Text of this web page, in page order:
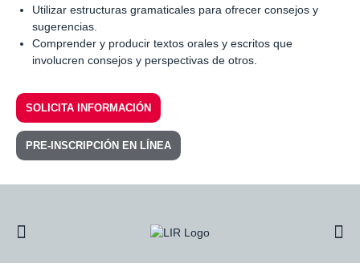
Utilizar estructuras gramaticales para ofrecer consejos y
sugerencias.
Comprender y producir textos orales y escritos que
involucren consejos y perspectivas de otros.
SOLICITA INFORMACIÓN
PRE-INSCRIPCIÓN EN LÍNEA